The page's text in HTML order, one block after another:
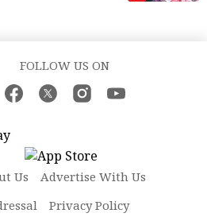
FOLLOW US ON
Us
Advertise With Us
Privacy Policy